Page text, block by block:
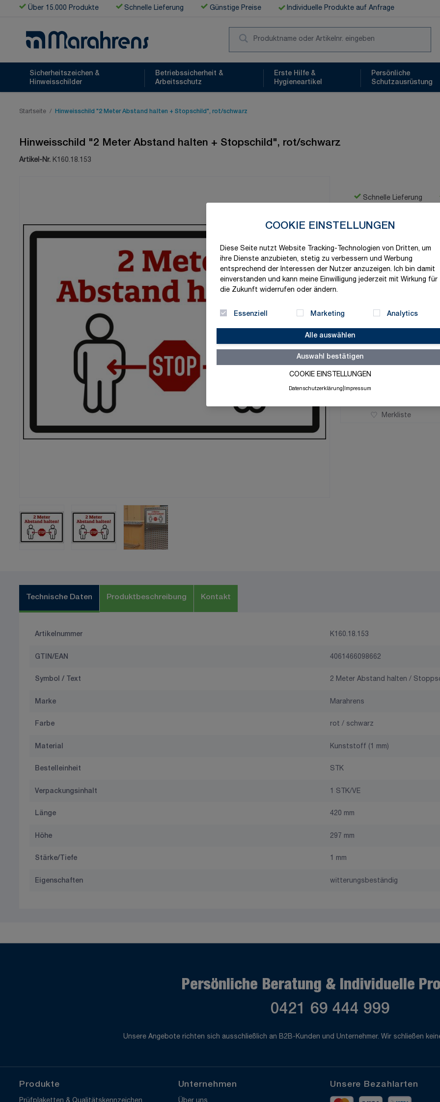
COOKIE EINSTELLUNGEN
Diese Seite nutzt Website Tracking-Technologien von Dritten, um
ihre Dienste anzubieten, stetig zu verbessern und Werbung
entsprechend der Interessen der Nutzer anzuzeigen. Ich bin damit
einverstanden und kann meine Einwilligung jederzeit mit Wirkung für
die Zukunft widerrufen oder ändern.
Essenziell Marketing Analytics
Alle auswählen
Auswahl bestätigen
COOKIE EINSTELLUNGEN
Datenschutzerklärung Impressum
Zum Inhalt springen
Über 15.000 Produkte Schnelle Lieferung Günstige Preise Individuelle Produkte auf Anfrage
Sicherheitszeichen &
Hinweisschilder
Betriebssicherheit &
Arbeitsschutz
Erste Hilfe &
Hygieneartikel
Persönliche
Schutzausrüstung
Startseite / Hinweisschild "2 Meter Abstand halten + Stopschild", rot/schwarz
Hinweisschild "2 Meter Abstand halten + Stopschild", rot/schwarz
Artikel-Nr. K160.18.153
Schnelle Lieferung
Produktvariation wählen
Material
9,58 €
exklusive MwSt. und zzgl.
Menge
-
Merkliste
Technische Daten Produktbeschreibung Kontakt
Artikelnummer K160.18.153
GTIN/EAN 4061466098662
Symbol / Text 2 Meter Abstand halten /
Marke Marahrens
Farbe rot / schwarz
Material Kunststoff (1 mm)
Bestelleinheit STK
Verpackungsinhalt 1 STK/VE
Länge 420 mm
Höhe 297 mm
Stärke/Tiefe 1 mm
Eigenschaften witterungsbeständig
Persönliche Beratung & Individuelle
0421 69 444 999
Unsere Angebote richten sich ausschließlich an B2B-Kunden und Unternehmer. Wir schließen
Produkte Unternehmen Unsere Bezahlarten